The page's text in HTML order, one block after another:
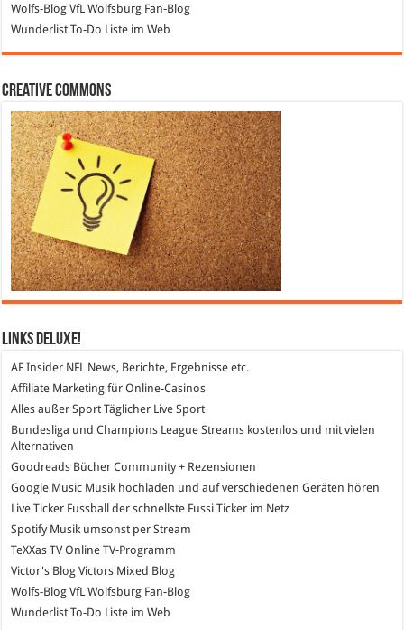
Wolfs-Blog VfL Wolfsburg Fan-Blog
Wunderlist To-Do Liste im Web
Creative Commons
Links DeLuXe!
AF Insider NFL News, Berichte, Ergebnisse etc.
Affiliate Marketing für Online-Casinos
Alles außer SportTäglicher Live Sport
Bundesliga und Champions League Streams kostenlos und mit vielen
Alternativen
Goodreads Bücher Community + Rezensionen
Google Music Musik hochladen und auf verschiedenen Geräten hören
Live Ticker Fussball
der schnellste Fussi Ticker im Netz
SpotifyMusik umsonst per Stream
TeXXas TVOnline TV-Programm
Victor's Blog Victors Mixed Blog
Wolfs-Blog VfL Wolfsburg Fan-Blog
WunderlistTo-Do Liste im Web